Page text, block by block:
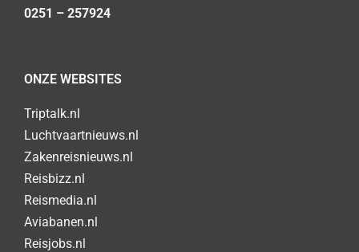
0251 – 257924
ONZE WEBSITES
Triptalk.nl
Luchtvaartnieuws.nl
Zakenreisnieuws.nl
Reisbizz.nl
Reismedia.nl
Aviabanen.nl
Reisjobs.nl